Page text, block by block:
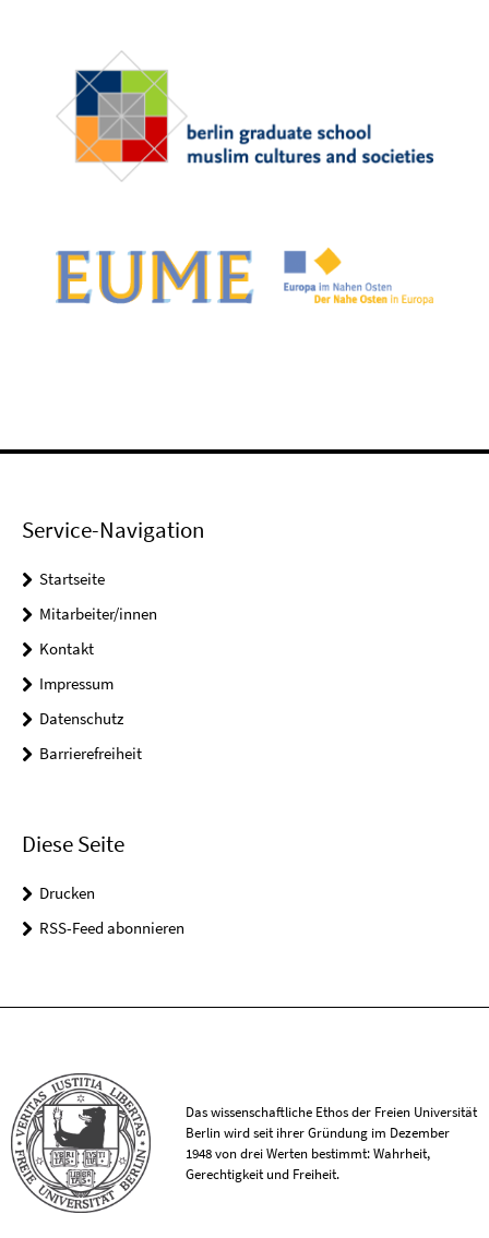
Service-Navigation
Startseite
Mitarbeiter/innen
Kontakt
Impressum
Datenschutz
Barrierefreiheit
Diese Seite
Drucken
RSS-Feed abonnieren
Das wissenschaftliche Ethos der Freien Universität
Berlin wird seit ihrer Gründung im Dezember
1948 von drei Werten bestimmt: Wahrheit,
Gerechtigkeit und Freiheit.